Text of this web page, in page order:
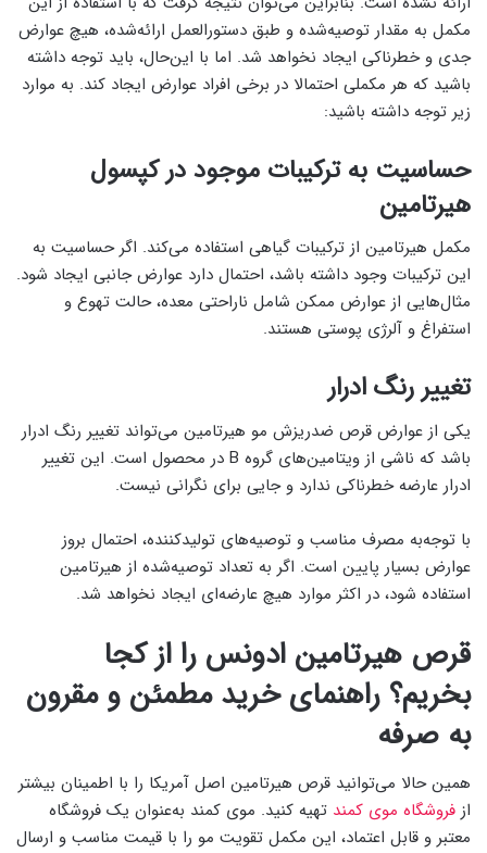
مکمل به مقدار توصیه‌شده و طبق دستورالعمل ارائه‌شده، هیچ عوارض
جدی و خطرناکی ایجاد نخواهد شد. اما با این‌حال، باید توجه داشته
باشید که هر مکملی احتمالا در برخی افراد عوارض ایجاد کند. به موارد
زیر توجه داشته باشید:
حساسیت به ترکیبات موجود در کپسول
هیرتامین
مکمل هیرتامین از ترکیبات گیاهی استفاده می‌کند. اگر حساسیت به
این ترکیبات وجود داشته باشد، احتمال دارد عوارض جانبی ایجاد شود.
مثال‌هایی از عوارض ممکن شامل ناراحتی معده، حالت تهوع و
استفراغ و آلرژی پوستی هستند.
تغییر رنگ ادرار
یکی از عوارض قرص ضدریزش مو هیرتامین می‌تواند تغییر رنگ ادرار
باشد که ناشی از ویتامین‌های گروه B در محصول است. این تغییر
ادرار عارضه خطرناکی ندارد و جایی برای نگرانی نیست.
با توجه‌به مصرف مناسب و توصیه‌های تولیدکننده، احتمال بروز
عوارض بسیار پایین است. اگر به تعداد توصیه‌شده از هیرتامین
استفاده شود، در اکثر موارد هیچ عارضه‌ای ایجاد نخواهد شد.
قرص هیرتامین ادونس را از کجا
بخریم؟ راهنمای خرید مطمئن و مقرون
به صرفه
همین حالا می‌توانید قرص هیرتامین اصل آمریکا را با اطمینان بیشتر
از فروشگاه موی کمند تهیه کنید. موی کمند به‌عنوان یک فروشگاه
معتبر و قابل اعتماد، این مکمل تقویت مو را با قیمت مناسب و ارسال